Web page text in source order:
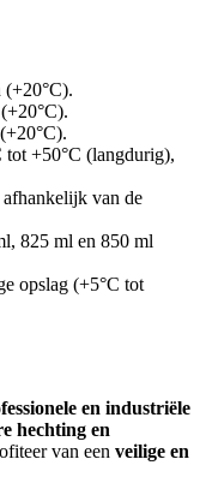
(+20°C).
tot +50°C (langdurig),
van de
825 ml en 850 ml
opslag (+5°C tot
en industriële
hechting en
van een veilige en